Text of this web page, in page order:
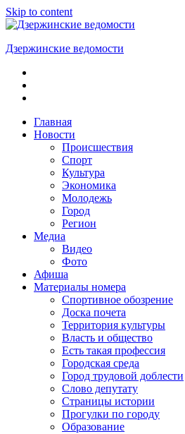
Skip to content
Дзержинские ведомости
ОБЩЕСТВЕННО-
ПОЛИТИЧЕСКАЯ
ГАЗЕТАГлавная
Новости
Происшествия
Спорт
Культура
Экономика
Молодежь
Город
Регион
Медиа
Видео
Фото
Афиша
Материалы номера
Спортивное обозрение
Доска почета
Территория культуры
Власть и общество
Есть такая профессия
Городская среда
Город трудовой доблести
Слово депутату
Страницы истории
Прогулки по городу
Образование